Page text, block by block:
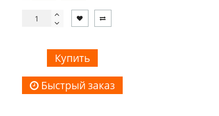
Купить
Быстрый заказ